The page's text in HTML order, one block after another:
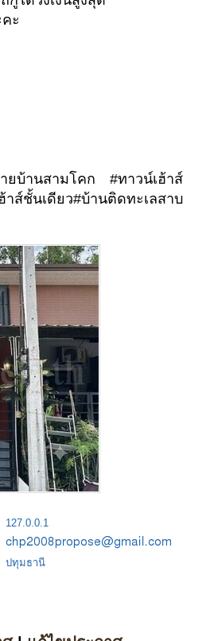
ะ
บ้านสามโคก #ทาวน์เฮ้าส์
ส์ชั้นเดียว#บ้านติดทะเลสาบ
127.0.0.1
ปทุมธานี